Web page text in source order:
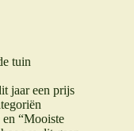
tuin
jaar een prijs
en “Mooiste